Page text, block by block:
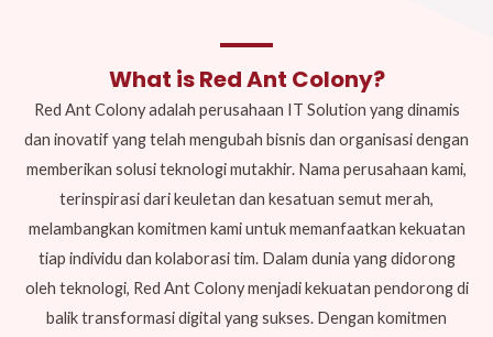
What is Red Ant Colony?
Red Ant Colony adalah perusahaan IT Solution yang dinamis
dan inovatif yang telah mengubah bisnis dan organisasi dengan
memberikan solusi teknologi mutakhir. Nama perusahaan kami,
terinspirasi dari keuletan dan kesatuan semut merah,
melambangkan komitmen kami untuk memanfaatkan kekuatan
tiap individu dan kolaborasi tim. Dalam dunia yang didorong
oleh teknologi, Red Ant Colony menjadi kekuatan pendorong di
balik transformasi digital yang sukses. Dengan komitmen